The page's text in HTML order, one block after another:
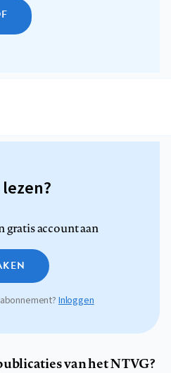
gratis account aan
Inloggen
van het NTVG?